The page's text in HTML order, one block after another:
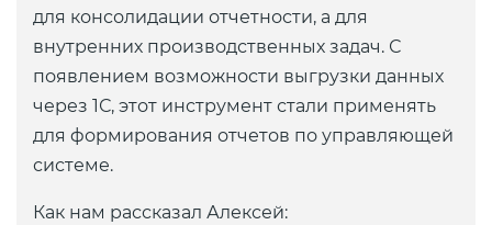
для консолидации отчетности, а для
внутренних производственных задач. С
появлением возможности выгрузки данных
через 1С, этот инструмент стали применять
для формирования отчетов по управляющей
системе.
Как нам рассказал Алексей: